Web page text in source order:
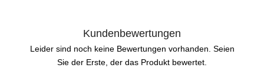
Kundenbewertungen
Leider sind noch keine Bewertungen vorhanden. Seien
Sie der Erste, der das Produkt bewertet.